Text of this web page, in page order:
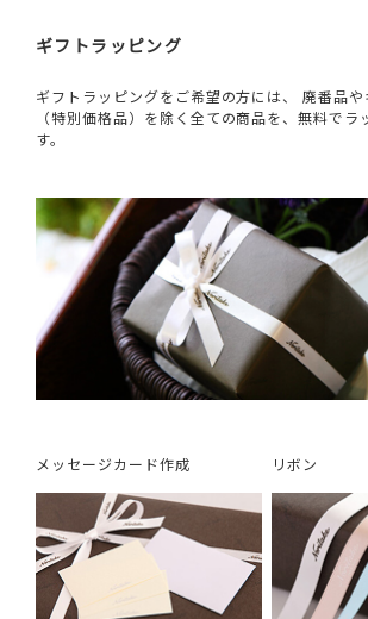
ギフトラッピング
ギフトラッピングをご希望の方には、 廃番品
（特別価格品）を除く全ての商品を、無料でラ
す。
メッセージカード作成 リボン